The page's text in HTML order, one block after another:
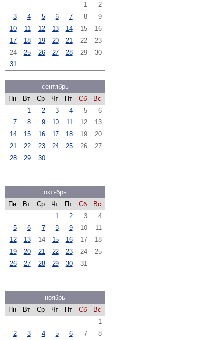
1
2
3
4 5 6 7 8
9
10
11 12 13 14 15
16
17
18 19 20 21 22
23
24
25 26 27 28 29
30
31
сентябрь
Пн
Вт Ср Чт Пт Сб
Вс
1
2 3 4 5
6
7
8 9 10 11 12
13
14
15 16 17 18 19
20
21
22 23 24 25 26
27
28
29 30
октябрь
Пн
Вт Ср Чт Пт Сб
Вс
1
2 3
4
5
6 7 8 9 10
11
12
13 14 15 16 17
18
19
20 21 22 23 24
25
26
27 28 29 30 31
ноябрь
Пн
Вт Ср Чт Пт Сб
Вс
1
2
3 4 5 6 7
8